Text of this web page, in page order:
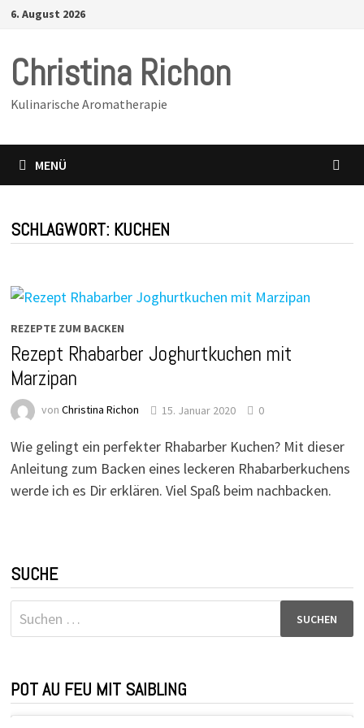
Zurück
Inhalt
6. August 2026
Christina Richon
Kulinarische Aromatherapie
MENÜ
SCHLAGWORT: KUCHEN
REZEPTE ZUM BACKEN
Rezept Rhabarber Joghurtkuchen mit
Marzipan
von Christina Richon 15. Januar 2020 0
Wie gelingt ein perfekter Rhabarber Kuchen? Mit dieser
Anleitung zum Backen eines leckeren Rhabarberkuchens
werde ich es Dir erklären. Viel Spaß beim nachbacken.
SUCHE
Suchen
nach:
POT AU FEU MIT SAIBLING